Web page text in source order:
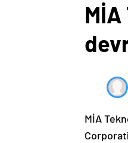
MİA
MİA